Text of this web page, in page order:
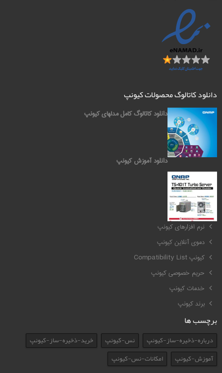
دانلود کاتالوگ محصولات کیونپ
دانلود کاتالوگ کامل مدلهای کیونپ
دانلود آموزش کیونپ
کیونپ QNAP
نرم افزارهای کیونپ
دموی آنلاین کیونپ
کیونپ Compatibility List
حریم خصوصی کیونپ
خدمات کیونپ
برند کیونپ
برچسب ها
درباره-ذخیره-ساز-کیونپ نس-کیونپ
خرید-ذخیره-ساز-کیونپ
آموزش-کیونپ
امکانات-نس-کیونپ